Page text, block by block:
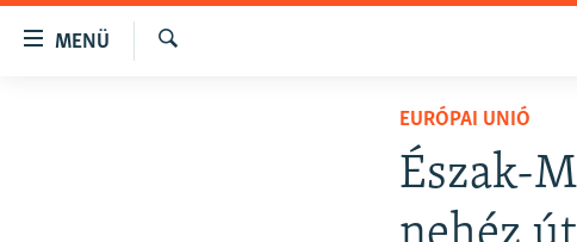
Akadálymentes
MENÜ
EURÓPAI UNIÓ
Észak-